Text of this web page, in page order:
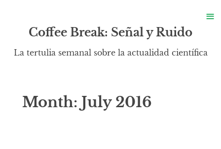
Coffee Break: Señal y Ruido
La tertulia semanal sobre la actualidad científica
Month: July 2016
≡